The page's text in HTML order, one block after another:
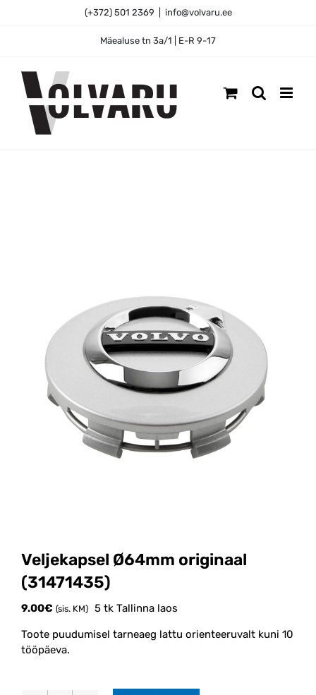
(+372) 501 2369 info@volvaru.ee
Mäealuse tn 3a/1 | E-R 9-17
Veljekapsel Ø64mm originaal
(31471435)
9.00€ (sis. KM) 5 tk Tallinna laos
Toote puudumisel tarneaeg lattu orienteeruvalt kuni 10
tööpäeva.